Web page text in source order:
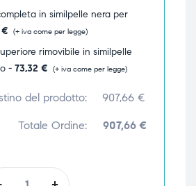
in similpelle nera per
€ (+ iva come per legge)
rimovibile in similpelle
- 73,32 € (+ iva come per legge)
del prodotto: 907,66 €
Totale Ordine: 907,66 €